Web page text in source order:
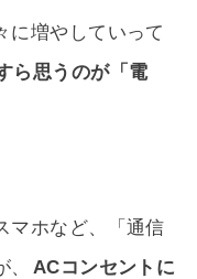
に増やしていって
ら思うのが「電
マホなど、「通信
ACコンセントに